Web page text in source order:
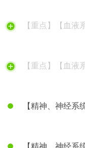
【重点】【血液
【重点】【血液
【精神、神经系
【精神、神经系